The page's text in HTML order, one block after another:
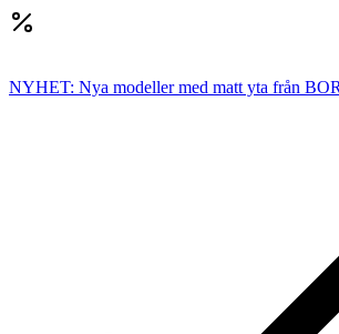
NYHET: Nya modeller med matt yta från